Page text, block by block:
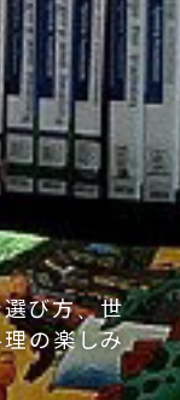
び方、世
の楽しみ